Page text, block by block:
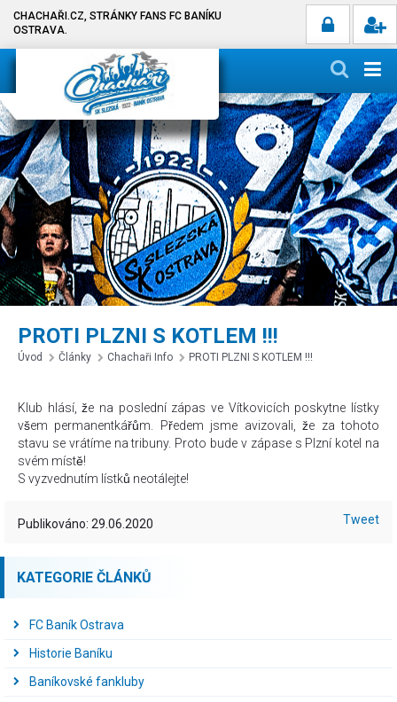
CHACHAŘI.CZ, STRÁNKY FANS FC BANÍKU
OSTRAVA.
PROTI PLZNI S KOTLEM !!!
Úvod Články Chachaři Info PROTI PLZNI S KOTLEM !!!
Klub hlásí, že na poslední zápas ve Vítkovicích poskytne lístky
všem permanentkářům. Předem jsme avizovali, že za tohoto
stavu se vrátíme na tribuny. Proto bude v zápase s Plzní kotel na
svém místě!
S vyzvednutím lístků neotálejte!
Publikováno: 29.06.2020 Tweet
KATEGORIE ČLÁNKŮ
FC Baník Ostrava
Historie Baníku
Baníkovské fankluby